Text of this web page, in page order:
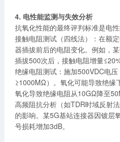
4. 电性能监测与失效分析
抗氧化性能的最终评判标准是电
接触电阻测试（四线法）：在额
器插拔前后的电阻变化。例如，
插拔500次后，接触电阻增量≤20%
绝缘电阻测试：施加500VDC电
≥1000MΩ）。氧化可能导致绝缘
氧化导致绝缘电阻从10GΩ降至
高频阻抗分析（如TDR时域反射
的影响。某5G基站连接器因镀层
号损耗增加3dB。